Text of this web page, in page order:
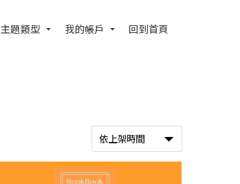
主題類型 我的帳戶 回到首頁